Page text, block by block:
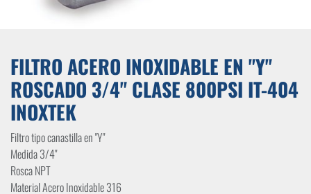
FILTRO ACERO INOXIDABLE EN "Y"
ROSCADO 3/4" CLASE 800PSI IT-404
INOXTEK
Filtro tipo canastilla en "Y"
Medida 3/4"
Rosca NPT
Material Acero Inoxidable 316